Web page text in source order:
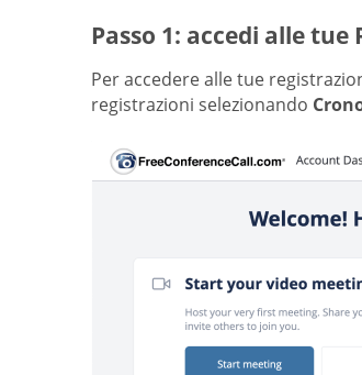
Passo 1: accedi alle tue
Per accedere alle tue
registrazioni selezionando